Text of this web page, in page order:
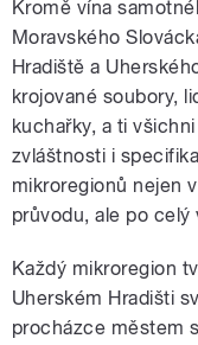
Kromě vína
Moravského
Hradiště a
krojované soubory,
kuchařky, a ti
zvláštnosti i
mikroregionů nejen
průvodu, ale po
Každý mikroregion
Uherském Hradišti
procházce městem